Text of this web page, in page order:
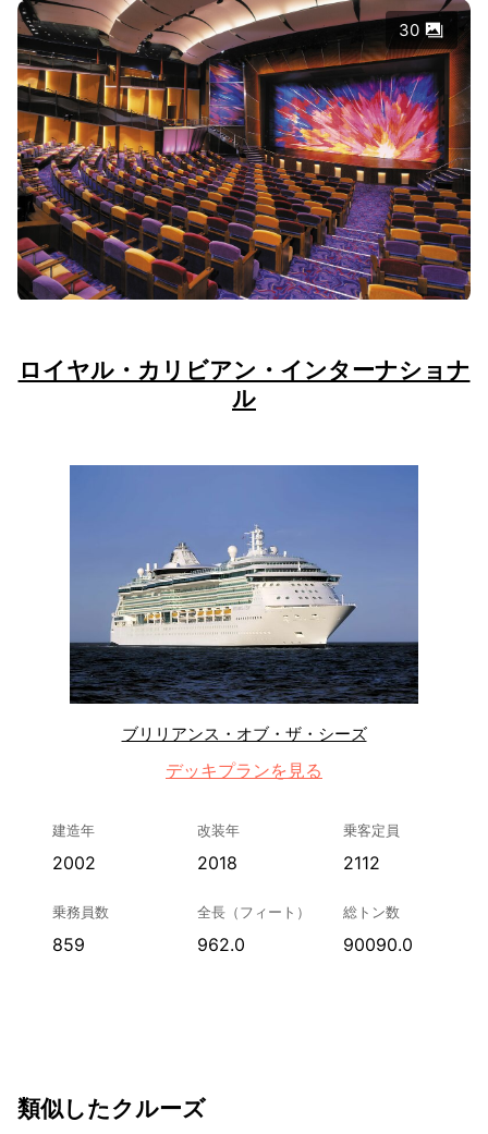
30
ロイヤル・カリビアン・インターナショナ
ル
ブリリアンス・オブ・ザ・シーズ
デッキプランを見る
建造年
2002
改装年
2018
乗客定員
2112
乗務員数
859
全長（フィート）
962.0
総トン数
90090.0
類似したクルーズ